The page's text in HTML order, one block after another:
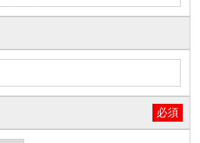
必須